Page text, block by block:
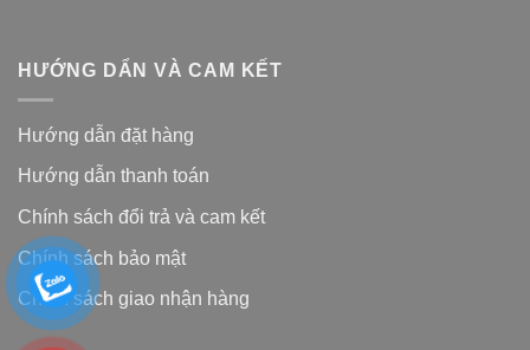
HƯỚNG DẨN VÀ CAM KẾT
Hướng dẫn đặt hàng
Hướng dẫn thanh toán
Chính sách đổi trả và cam kết
Chính sách bảo mật
Chính sách giao nhận hàng